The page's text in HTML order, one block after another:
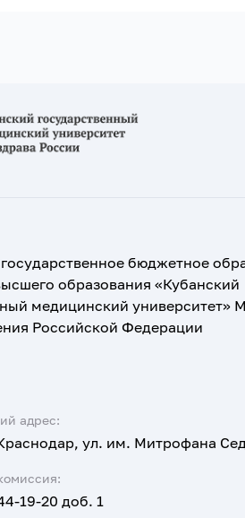
бюджетное
образования «Кубанский
медицинский университет»
Российской Федерации
адрес:
ул. им. Митрофана
19-20 доб. 1